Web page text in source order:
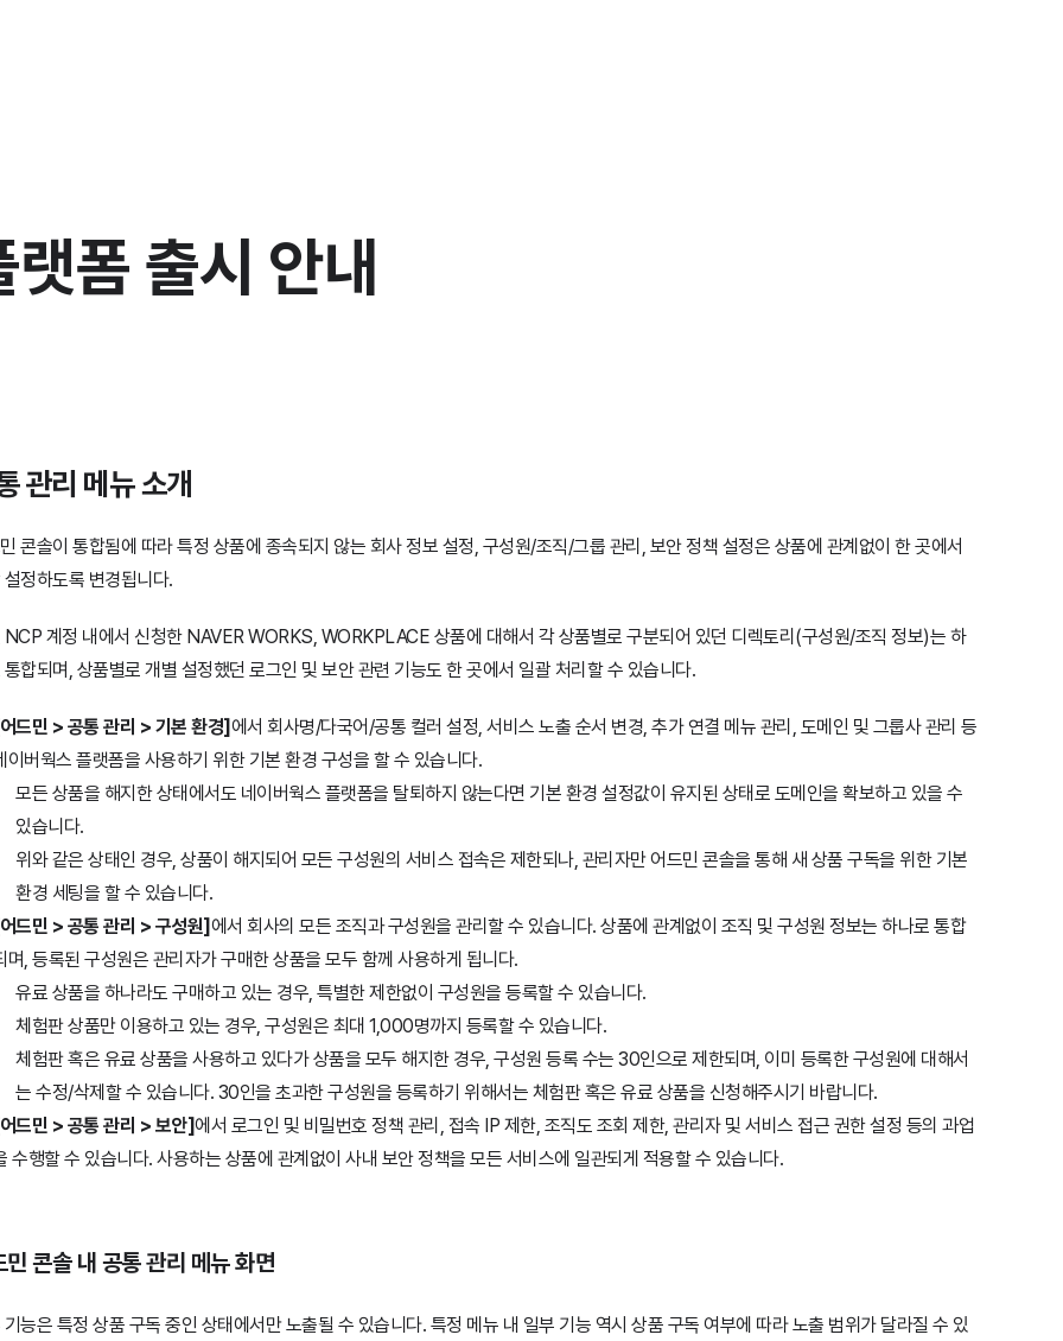
폼 출시 안내
관리 메뉴 소개
콘솔이 통합됨에 따라 특정 상품에 종속되지 않는 회사 정보 설정, 구성원/조직/그룹 관리, 보안 정책 설정은 상품에 관계없이 한 곳에서
설정하도록 변경됩니다.
NCP 계정 내에서 신청한 NAVER WORKS, WORKPLACE 상품에 대해서 각 상품별로 구분되어 있던 디렉토리(구성원/조직 정보)는 하
통합되며, 상품별로 개별 설정했던 로그인 및 보안 관련 기능도 한 곳에서 일괄 처리할 수 있습니다.
드민 > 공통 관리 > 기본 환경]에서 회사명/다국어/공통 컬러 설정, 서비스 노출 순서 변경, 추가 연결 메뉴 관리, 도메인 및 그룹사 관리 등
이버웍스 플랫폼을 사용하기 위한 기본 환경 구성을 할 수 있습니다.
모든 상품을 해지한 상태에서도 네이버웍스 플랫폼을 탈퇴하지 않는다면 기본 환경 설정값이 유지된 상태로 도메인을 확보하고 있을 수
있습니다.
위와 같은 상태인 경우, 상품이 해지되어 모든 구성원의 서비스 접속은 제한되나, 관리자만 어드민 콘솔을 통해 새 상품 구독을 위한 기본
환경 세팅을 할 수 있습니다.
드민 > 공통 관리 > 구성원]에서 회사의 모든 조직과 구성원을 관리할 수 있습니다. 상품에 관계없이 조직 및 구성원 정보는 하나로 통합
며, 등록된 구성원은 관리자가 구매한 상품을 모두 함께 사용하게 됩니다.
유료 상품을 하나라도 구매하고 있는 경우, 특별한 제한없이 구성원을 등록할 수 있습니다.
체험판 상품만 이용하고 있는 경우, 구성원은 최대 1,000명까지 등록할 수 있습니다.
체험판 혹은 유료 상품을 사용하고 있다가 상품을 모두 해지한 경우, 구성원 등록 수는 30인으로 제한되며, 이미 등록한 구성원에 대해서
는 수정/삭제할 수 있습니다. 30인을 초과한 구성원을 등록하기 위해서는 체험판 혹은 유료 상품을 신청해주시기 바랍니다.
드민 > 공통 관리 > 보안]에서 로그인 및 비밀번호 정책 관리, 접속 IP 제한, 조직도 조회 제한, 관리자 및 서비스 접근 권한 설정 등의 과업
수행할 수 있습니다. 사용하는 상품에 관계없이 사내 보안 정책을 모든 서비스에 일관되게 적용할 수 있습니다.
민 콘솔 내 공통 관리 메뉴 화면
기능은 특정 상품 구독 중인 상태에서만 노출될 수 있습니다. 특정 메뉴 내 일부 기능 역시 상품 구독 여부에 따라 노출 범위가 달라질 수 있